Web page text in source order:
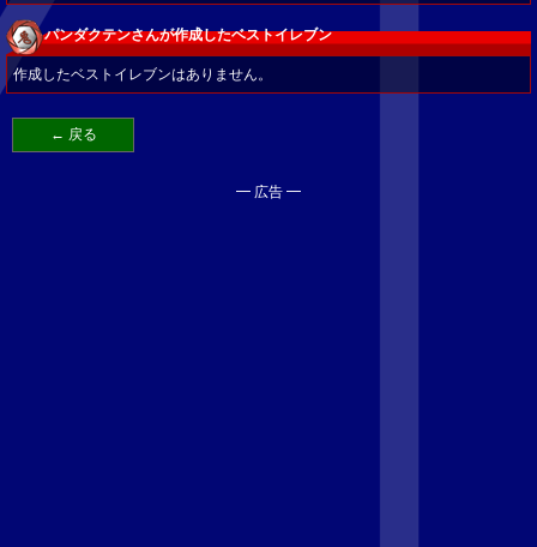
パンダクテンさんが作成したベストイレブン
作成したベストイレブンはありません。
← 戻る
━ 広告 ━